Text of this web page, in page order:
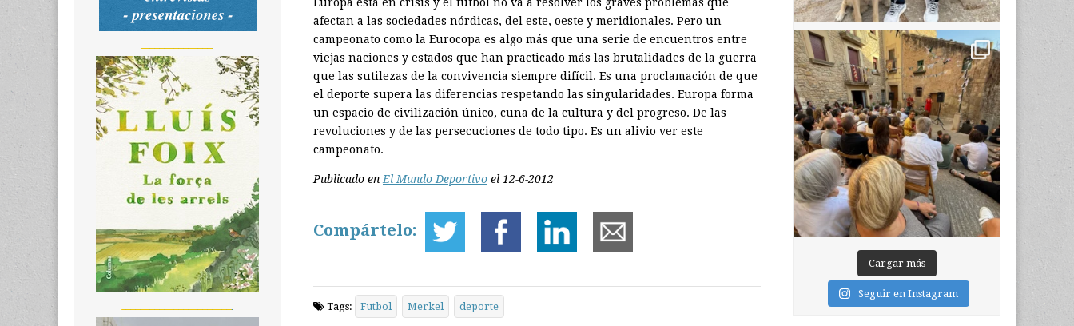
afectan a las sociedades nórdicas, del este, oeste y meridionales. Pero un
campeonato como la Eurocopa es algo más que una serie de encuentros entre
viejas naciones y estados que han practicado más las brutalidades de la guerra
que las sutilezas de la convivencia siempre difícil. Es una proclamación de que
el deporte supera las diferencias respetando las singularidades. Europa forma
un espacio de civilización único, cuna de la cultura y del progreso. De las
revoluciones y de las persecuciones de todo tipo. Es un alivio ver este
campeonato.
Publicado en El Mundo Deportivo el 12-6-2012
Compártelo:
Tags: Futbol Merkel deporte
Cargar más
Seguir en Instagram